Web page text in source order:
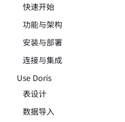
快速开始
功能与架构
安装与部署
连接与集成
Use Doris
表设计
数据导入